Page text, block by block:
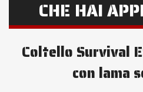
CHE HAI
Coltello Survival
con lama